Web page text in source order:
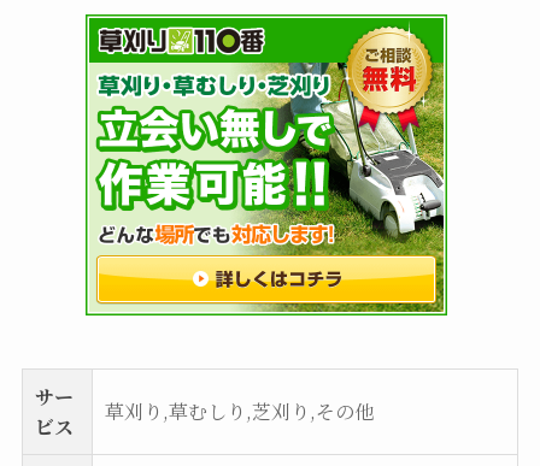
サー
ビス
草刈り,草むしり,芝刈り,その他